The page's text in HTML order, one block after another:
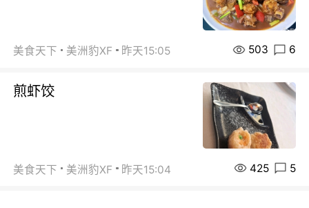
美食天下 美洲豹XF 昨天15:05 503 6
煎虾饺
美食天下 美洲豹XF 昨天15:04 425 5